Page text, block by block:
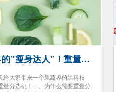
大航果蔬界的"瘦身达人"！重量分...
给大家带来一个果蔬界的黑科技
分选机！一、为什么需要重量分